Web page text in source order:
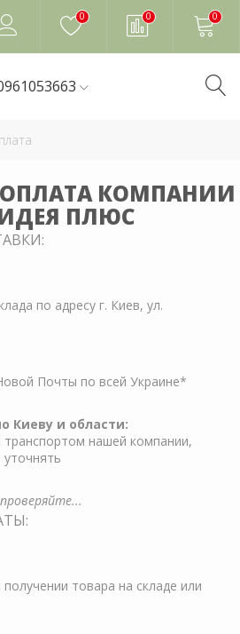
0 0 0
КОМПАНИИ
ПЛЮС
по адресу г. Киев, ул.
Почты по всей Украине*
Киеву и области:
транспортом нашей компании,
товара на складе или